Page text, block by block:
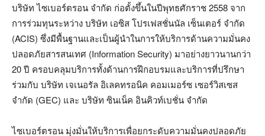
บริษัท ไซเบอร์ตรอน จำกัด ก่อตั้งขึ้นในปีพุทธศักราช 2558 จาก
การร่วมทุนระหว่าง บริษัท เอซิส โปรเฟสชั่นนัล เซ็นเตอร์ จำกัด
(ACIS) ซึ่งมีพื้นฐานและเป็นผู้นำในการให้บริการด้านความมั่นคง
ปลอดภัยสารสนเทศ (Information Security) มาอย่างยาวนานกว่า
20 ปี ครอบคลุมบริการทั้งด้านการฝึกอบรมและบริการที่ปรึกษา
ร่วมกับ บริษัท เจเนอรัล อิเลคทรอนิค คอมเมอร์ซ เซอร์วิสเซส
จำกัด (GEC) และ บริษัท ซินเน็ค อินคิวท์เบชั่น จำกัด
ไซเบอร์ตรอน มุ่งมั่นให้บริการเพื่อยกระดับความมั่นคงปลอดภัย